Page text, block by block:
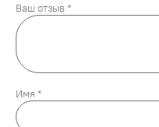
Ваш отзыв *
Имя *